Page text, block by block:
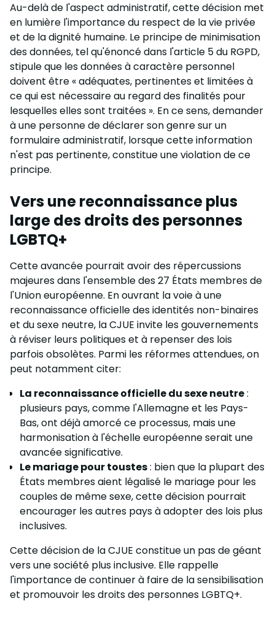
Au-delà de l'aspect administratif, cette décision met
en lumière l'importance du respect de la vie privée
et de la dignité humaine. Le principe de minimisation
des données, tel qu'énoncé dans l'article 5 du RGPD,
stipule que les données à caractère personnel
doivent être « adéquates, pertinentes et limitées à
ce qui est nécessaire au regard des finalités pour
lesquelles elles sont traitées ». En ce sens, demander
à une personne de déclarer son genre sur un
formulaire administratif, lorsque cette information
n'est pas pertinente, constitue une violation de ce
principe.
Vers une reconnaissance plus
large des droits des personnes
LGBTQ+
Cette avancée pourrait avoir des répercussions
majeures dans l'ensemble des 27 États membres de
l'Union européenne. En ouvrant la voie à une
reconnaissance officielle des identités non-binaires
et du sexe neutre, la CJUE invite les gouvernements
à réviser leurs politiques et à repenser des lois
parfois obsolètes. Parmi les réformes attendues, on
peut notamment citer:
La reconnaissance officielle du sexe neutre:
plusieurs pays, comme l'Allemagne et les Pays-
Bas, ont déjà amorcé ce processus, mais une
harmonisation à l'échelle européenne serait une
avancée significative.
Le mariage pour toustes: bien que la plupart des
États membres aient légalisé le mariage pour les
couples de même sexe, cette décision pourrait
encourager les autres pays à adopter des lois plus
inclusives.
Cette décision de la CJUE constitue un pas de géant
vers une société plus inclusive. Elle rappelle
l'importance de continuer à faire de la sensibilisation
et promouvoir les droits des personnes LGBTQ+.